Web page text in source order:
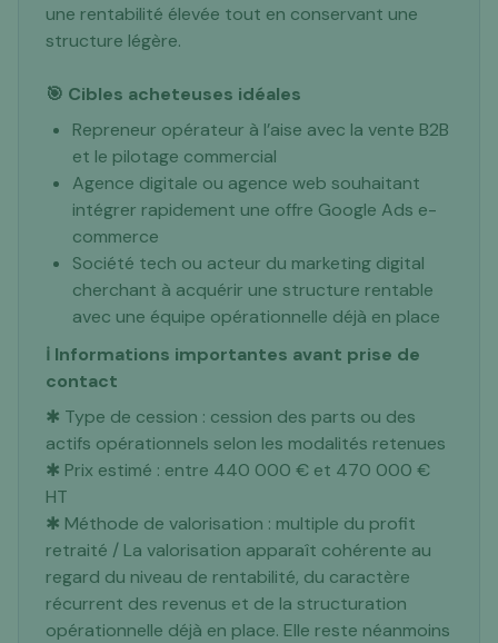
une rentabilité élevée tout en conservant une
structure légère.
🎯 Cibles acheteuses idéales
Repreneur opérateur à l’aise avec la vente B2B
et le pilotage commercial
Agence digitale ou agence web souhaitant
intégrer rapidement une offre Google Ads e-
commerce
Société tech ou acteur du marketing digital
cherchant à acquérir une structure rentable
avec une équipe opérationnelle déjà en place
ℹ️ Informations importantes avant prise de
contact
✱ Type de cession : cession des parts ou des
actifs opérationnels selon les modalités retenues
✱ Prix estimé : entre 440 000 € et 470 000 €
HT
✱ Méthode de valorisation : multiple du profit
retraité / La valorisation apparaît cohérente au
regard du niveau de rentabilité, du caractère
récurrent des revenus et de la structuration
opérationnelle déjà en place. Elle reste néanmoins